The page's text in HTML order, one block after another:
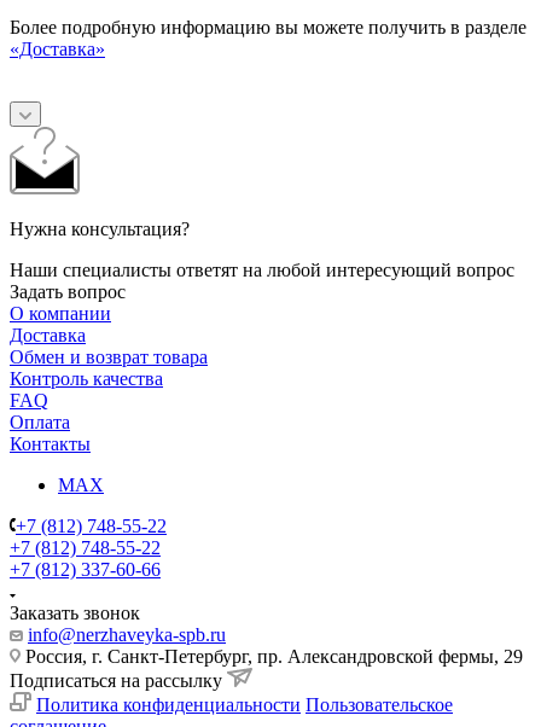
Более подробную информацию вы можете получить в разделе
«Доставка»
Нужна консультация?
Наши специалисты ответят на любой интересующий вопрос
Задать вопрос
О компании
Доставка
Обмен и возврат товара
Контроль качества
FAQ
Оплата
Контакты
MAX
+7 (812) 748-55-22
+7 (812) 748-55-22
+7 (812) 337-60-66
Заказать звонок
info@nerzhaveyka-spb.ru
Россия, г. Санкт-Петербург, пр. Александровской фермы, 29
Подписаться на рассылку
Политика конфиденциальности Пользовательское